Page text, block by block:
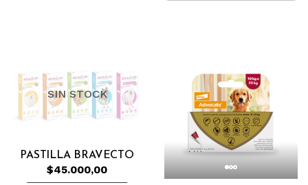
SIN STOCK
PASTILLA BRAVECTO
$45.000,00